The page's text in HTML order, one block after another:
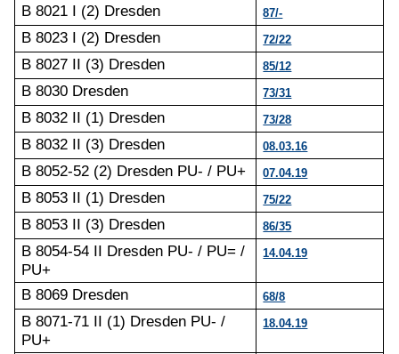
B 8021 I (2) Dresden 87/-
B 8023 I (2) Dresden 72/22
B 8027 II (3) Dresden 85/12
B 8030 Dresden 73/31
B 8032 II (1) Dresden 73/28
B 8032 II (3) Dresden 08.03.16
B 8052-52 (2) Dresden PU- / PU+ 07.04.19
B 8053 II (1) Dresden 75/22
B 8053 II (3) Dresden 86/35
B 8054-54 II Dresden PU- / PU= /
PU+
14.04.19
B 8069 Dresden 68/8
B 8071-71 II (1) Dresden PU- /
PU+
18.04.19